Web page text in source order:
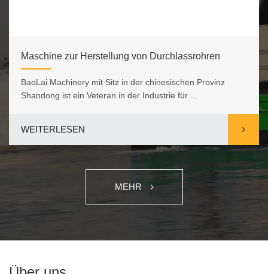
Maschine zur Herstellung von Durchlassrohren
BaoLai Machinery mit Sitz in der chinesischen Provinz
Shandong ist ein Veteran in der Industrie für ...
WEITERLESEN
MEHR